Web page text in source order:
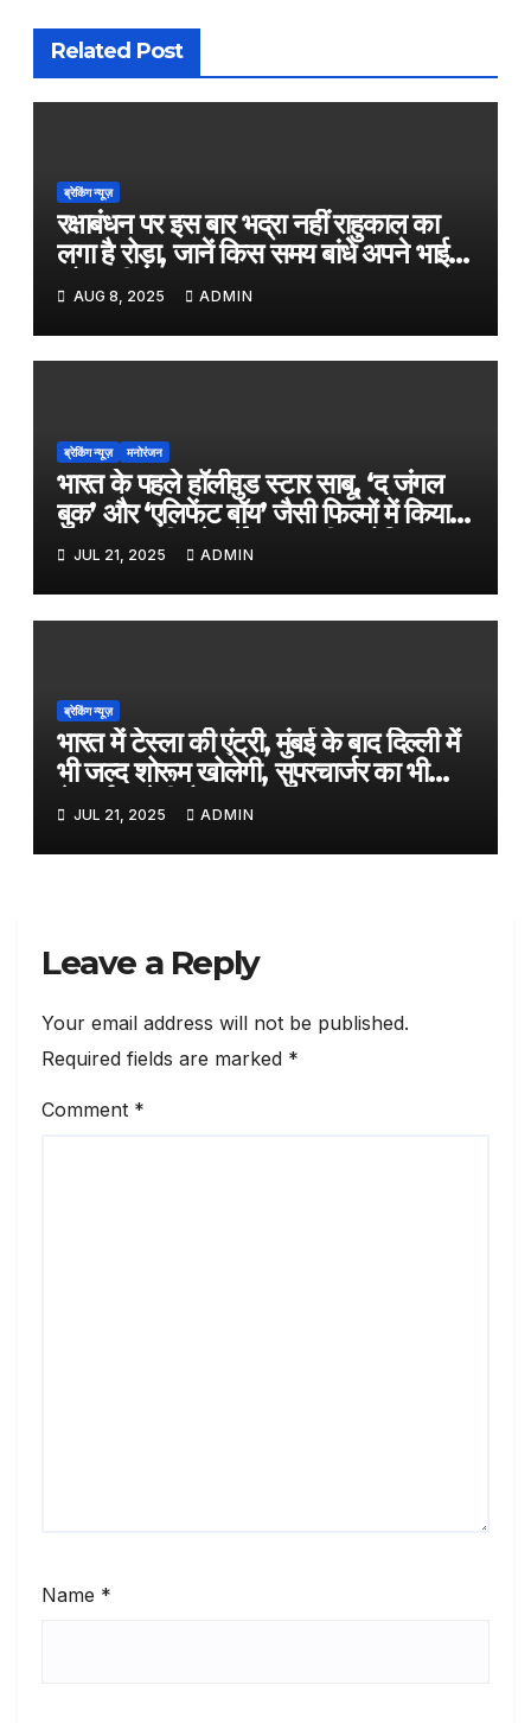
Related Post
ब्रेकिंग न्यूज़
रक्षाबंधन पर इस बार भद्रा नहीं राहुकाल का
लगा है रोड़ा, जानें किस समय बांधे अपने भाई
को राखी
AUG 8, 2025 ADMIN
ब्रेकिंग न्यूज़ मनोरंजन
भारत के पहले हॉलीवुड स्टार साबू, ‘द जंगल
बुक’ और ‘एलिफेंट बॉय’ जैसी फिल्मों में किया
काम, जल्द ही बड़े पर्दे पर आएगी बायोपिक
JUL 21, 2025 ADMIN
ब्रेकिंग न्यूज़
भारत में टेस्ला की एंट्री, मुंबई के बाद दिल्ली में
भी जल्द शोरूम खोलेगी, सुपरचार्जर का भी
नेटवर्क करेगी तैयार
JUL 21, 2025 ADMIN
Leave a Reply
Your email address will not be published.
Required fields are marked *
Comment *
Name *